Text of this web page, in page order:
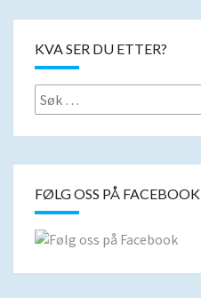
KVA SER DU ETTER?
Search
for:
FØLG OSS PÅ FACEBOOK